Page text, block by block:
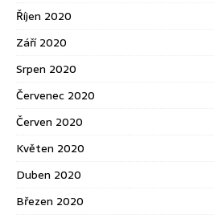
Říjen 2020
Září 2020
Srpen 2020
Červenec 2020
Červen 2020
Květen 2020
Duben 2020
Březen 2020